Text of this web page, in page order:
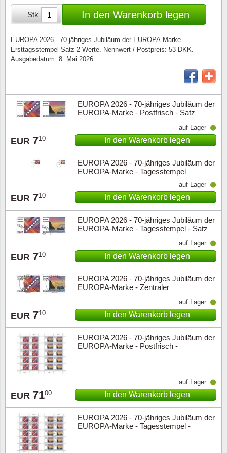
Stk In den Warenkorb legen
EUROPA 2026 - 70-jähriges Jubiläum der EUROPA-Marke.
Ersttagsstempel Satz 2 Werte. Nennwert / Postpreis: 53 DKK.
Ausgabedatum: 8. Mai 2026
EUROPA 2026 - 70-jähriges Jubiläum der
EUROPA-Marke - Postfrisch - Satz
EUR 710
auf Lager
In den Warenkorb legen
EUROPA 2026 - 70-jähriges Jubiläum der
EUROPA-Marke - Tagesstempel
EUR 710
auf Lager
In den Warenkorb legen
EUROPA 2026 - 70-jähriges Jubiläum der
EUROPA-Marke - Tagesstempel - Satz
EUR 710
auf Lager
In den Warenkorb legen
EUROPA 2026 - 70-jähriges Jubiläum der
EUROPA-Marke - Zentraler
EUR 710
auf Lager
In den Warenkorb legen
EUROPA 2026 - 70-jähriges Jubiläum der
EUROPA-Marke - Postfrisch -
EUR 7100
auf Lager
In den Warenkorb legen
EUROPA 2026 - 70-jähriges Jubiläum der
EUROPA-Marke - Tagesstempel -
Sonderumschläge
Sondermappen
Andere Sammlerstücke
Lupen, Lampen etc.
Anderes Zubehör